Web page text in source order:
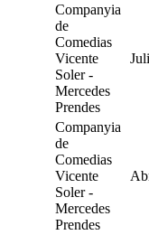
Companyia
de
Comedias
Vicente
Soler -
Mercedes
Prendes
Companyia
de
Comedias
Vicente
Soler -
Mercedes
Prendes